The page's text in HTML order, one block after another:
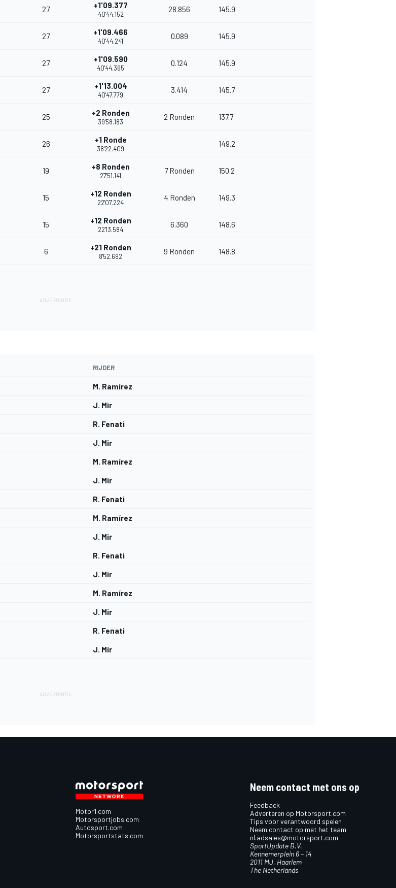
27 +1'09.377
40'44.152
28.856 145.9
27 +1'09.466
40'44.241
0.089 145.9
27 +1'09.590
40'44.365
0.124 145.9
27 +1'13.004
40'47.779
3.414 145.7
25 +2 Ronden
39'58.183
2 Ronden 137.7
26 +1 Ronde
38'22.409
149.2
19 +8 Ronden
27'51.141
7 Ronden 150.2
15 +12 Ronden
22'07.224
4 Ronden 149.3
15 +12 Ronden
22'13.584
6.360 148.6
6 +21 Ronden
8'52.692
9 Ronden 148.8
RIJDER
M. Ramírez
J. Mir
R. Fenati
J. Mir
M. Ramírez
J. Mir
R. Fenati
M. Ramírez
J. Mir
R. Fenati
J. Mir
M. Ramírez
J. Mir
R. Fenati
J. Mir
Motor1.com
Motorsportjobs.com
Autosport.com
Motorsportstats.com
Neem contact met ons op
Feedback
Adverteren op Motorsport.com
Tips voor verantwoord spelen
Neem contact op met het team
nl.adsales@motorsport.com
SportUpdate B.V.
Kennemerplein 6 – 14
2011 MJ, Haarlem
The Netherlands